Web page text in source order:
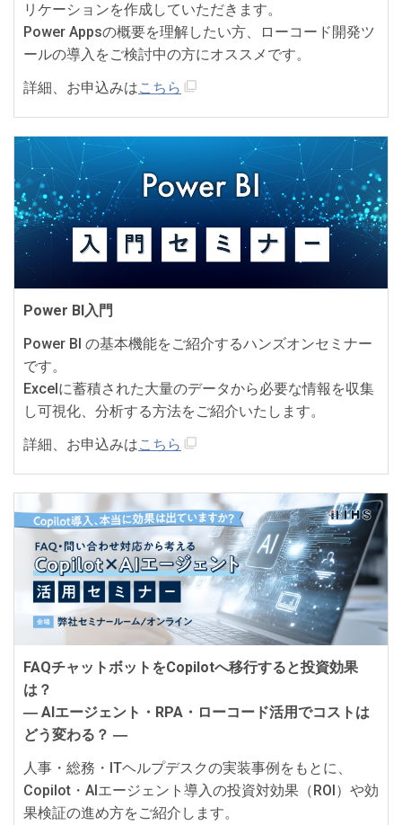
リケーションを作成していただきます。
Power Appsの概要を理解したい方、ローコード開発ツ
ールの導入をご検討中の方にオススメです。
詳細、お申込みはこちら
Power BI入門
Power BI の基本機能をご紹介するハンズオンセミナー
です。
Excelに蓄積された大量のデータから必要な情報を収集
し可視化、分析する方法をご紹介いたします。
詳細、お申込みはこちら
FAQチャットボットをCopilotへ移行すると投資効果
は？
― AIエージェント・RPA・ローコード活用でコストは
どう変わる？ ―
人事・総務・ITヘルプデスクの実装事例をもとに、
Copilot・AIエージェント導入の投資対効果（ROI）や効
果検証の進め方をご紹介します。